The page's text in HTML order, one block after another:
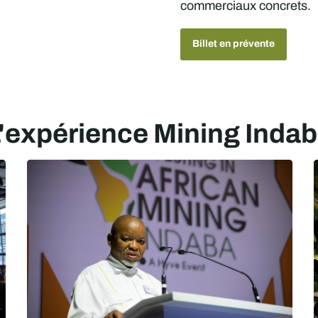
commerciaux concrets.
Billet en prévente
Mining